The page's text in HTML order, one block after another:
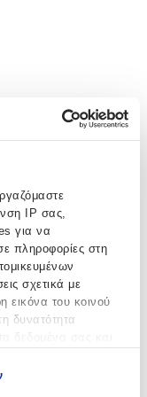
IP σας,
για να
πληροφορίες στη
σχετικά με
εικόνα του κοινού
δυνατότητα
μια χαρούμενη
τσάντα σας. W2